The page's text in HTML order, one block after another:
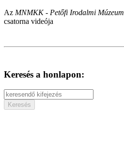
Az MNMKK - Petőfi Irodalmi Múzeum
csatorna videója
Keresés a honlapon: